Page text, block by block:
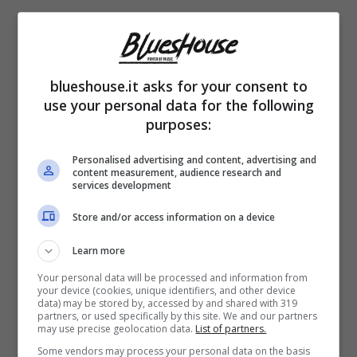
dovrebbero fare almeno una volta l’anno, e
tosse consiglia a Eleonora Giorgi di fare una
tac. Così è partito il percorso che ha portato
all’attrice a scoprire del tumore e quindi di
iniziare le cure necessarie affinché possa
blueshouse.it asks for your consent to
use your personal data for the following
purposes:
Personalised advertising and content, advertising and
content measurement, audience research and
services development
Store and/or access information on a device
Learn more
Your personal data will be processed and information from
your device (cookies, unique identifiers, and other device
data) may be stored by, accessed by and shared with 319
partners, or used specifically by this site. We and our partners
may use precise geolocation data. List of partners.
Some vendors may process your personal data on the basis